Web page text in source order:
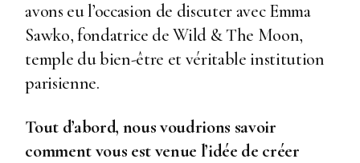
avons eu l’occasion de discuter avec Emma
Sawko, fondatrice de Wild & The Moon,
temple du bien-être et véritable institution
parisienne.
Tout d’abord, nous voudrions savoir
comment vous est venue l’idée de créer